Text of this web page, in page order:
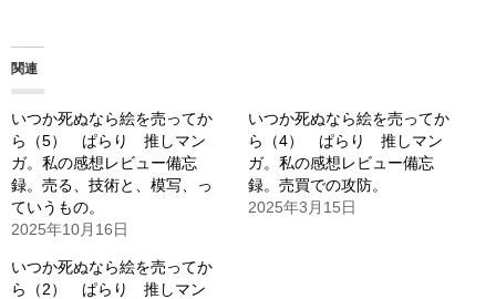
み
中…
関連
いつか死ぬなら絵を売ってか
ら（5） ぱらり 推しマン
ガ。私の感想レビュー備忘
録。売る、技術と、模写、っ
ていうもの。
2025年10月16日
いつか死ぬなら絵を売ってか
ら（4） ぱらり 推しマン
ガ。私の感想レビュー備忘
録。売買での攻防。
2025年3月15日
いつか死ぬなら絵を売ってか
ら（2） ぱらり 推しマン